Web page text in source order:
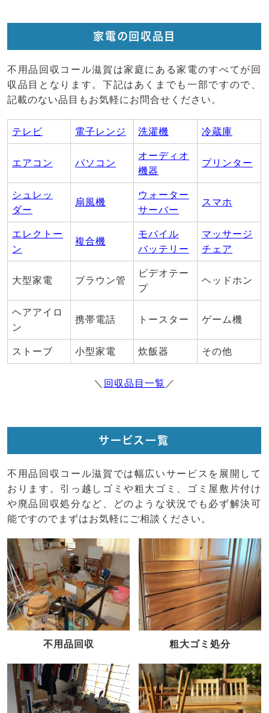
家電の回収品目
不用品回収コール滋賀は家庭にある家電のすべてが回
収品目となります。下記はあくまでも一部ですので、
記載のない品目もお気軽にお問合せください。
テレビ 電子レンジ 洗濯機 冷蔵庫
エアコン パソコン
オーディオ
機器
プリンター
シュレッ
ダー
扇風機
ウォーター
サーバー
スマホ
エレクトー
ン
複合機
モバイル
バッテリー
マッサージ
チェア
大型家電 ブラウン管
ビデオテー
プ
ヘッドホン
ヘアアイロ
ン
携帯電話 トースター ゲーム機
ストーブ 小型家電 炊飯器 その他
＼ 回収品目一覧 ／
サービス一覧
不用品回収コール滋賀では幅広いサービスを展開して
おります。引っ越しゴミや粗大ゴミ、ゴミ屋敷片付け
や廃品回収処分など、どのような状況でも必ず解決可
能ですのでまずはお気軽にご相談ください。
不用品回収 粗大ゴミ処分